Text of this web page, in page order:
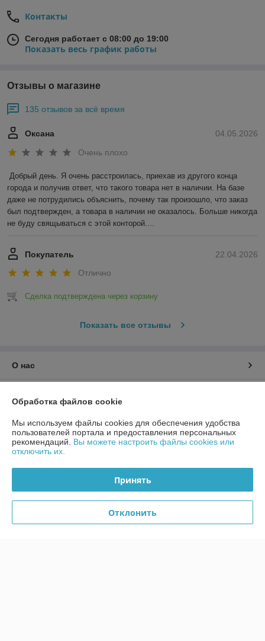
Контакты
Сегодня работает с 08:00 до 19:00
Показать весь график работы
Отзывы о магазине
135 отзывов за всё время
04.05.2026
Оксана
Очень плохо
Добрый день. Я очень расстроилась, приехав из другого конца
города и получив ответ, что такого товара нет в наличии. На базе
даже не потрудились объяснить, почему так произошло, что заказ
был подтвержден, а товара в наличии не оказалось. Больше никогда
не буду свящываться с этой конторой....
22.04.2026
Покупатель
Отлично
Сделка подтверждена через корзину
Показать все отзывы
О нас
Доставка и оплата
График работы
Политика обработки cookies
Обработка файлов cookie
Мы используем файлы cookies для обеспечения удобства
пользователей портала и предоставления персональных
рекомендаций. Вы можете настроить файлы cookies или
отключить их.
Принять
Отклонить